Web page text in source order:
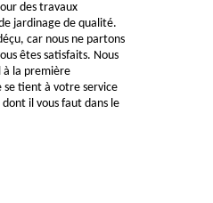
des travaux
jardinage de qualité.
car nous ne partons
êtes satisfaits. Nous
à la première
tient à votre service
il vous faut dans le